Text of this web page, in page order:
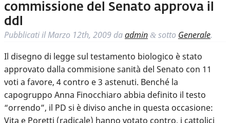
commissione del Senato approva il
ddl
Pubblicati ilMarzo 12th, 2009 daadmin & sotto Generale.
Il disegno di legge sul testamento biologico è stato
approvato dalla commisione sanità del Senato con 11
voti a favore, 4 contro e 3 astenuti. Benché la
capogruppo Anna Finocchiaro abbia definito il testo
“orrendo”, il PD si è diviso anche in questa occasione:
Vita e Poretti (radicale) hanno votato contro, i cattolici